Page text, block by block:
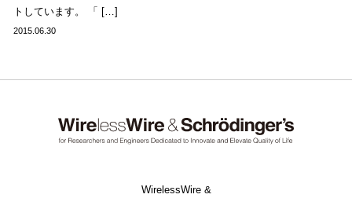
トしています。 「 […]
2015.06.30
WirelessWire &